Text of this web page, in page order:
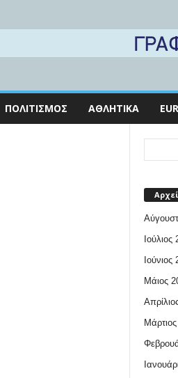
ΠΟΛΙΤΙΣΜΌΣ ΑΘΛΗΤΙΚΆ
Ιούλιος
Ιούνιος
Μάιος